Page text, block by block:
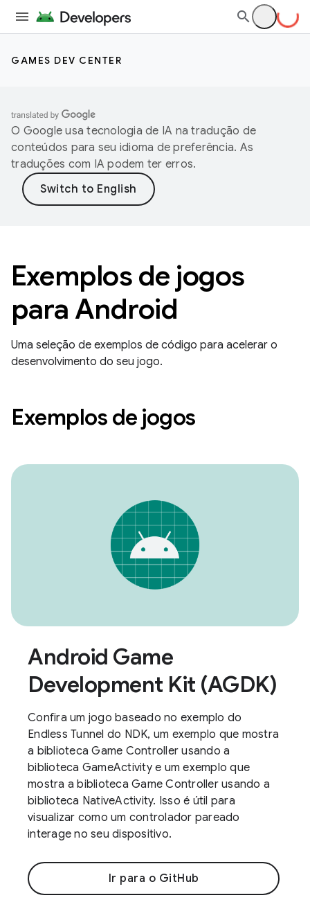
GAMES DEV CENTER
O Google usa tecnologia de IA na tradução de
conteúdos para seu idioma de preferência. As
traduções com IA podem ter erros.
Exemplos de jogos
para Android
Uma seleção de exemplos de código para acelerar o
desenvolvimento do seu jogo.
Exemplos de jogos
Android Game
Development Kit (AGDK)
Confira um jogo baseado no exemplo do
Endless Tunnel do NDK, um exemplo que mostra
a biblioteca Game Controller usando a
biblioteca GameActivity e um exemplo que
mostra a biblioteca Game Controller usando a
biblioteca NativeActivity. Isso é útil para
visualizar como um controlador pareado
interage no seu dispositivo.
Ir para o GitHub